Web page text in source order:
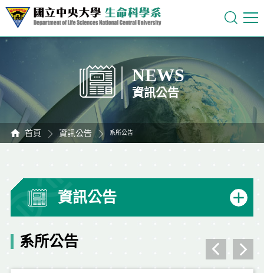
NEWS
資訊公告
首頁 資訊公告 系所公告
資訊公告
系所公告